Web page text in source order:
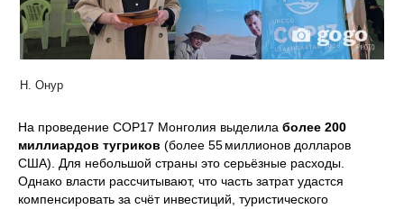
Н. Онур
На проведение COP17 Монголия выделила более 200
миллиардов тугриков (более 55 миллионов долларов
США). Для небольшой страны это серьёзные расходы.
Однако власти рассчитывают, что часть затрат удастся
компенсировать за счёт инвестиций, туристического